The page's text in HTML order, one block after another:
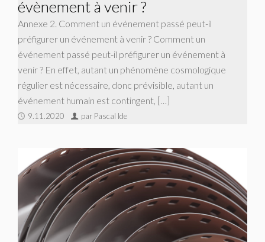
évènement à venir ?
Annexe 2. Comment un événement passé peut-il
préfigurer un événement à venir ? Comment un
événement passé peut-il préfigurer un événement à
venir ? En effet, autant un phénomène cosmologique
régulier est nécessaire, donc prévisible, autant un
événement humain est contingent, […]
9.11.2020 par Pascal Ide